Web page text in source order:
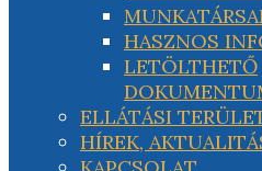
HASZNOS
LETÖLTHETŐ
ELLÁTÁSI
HÍREK,